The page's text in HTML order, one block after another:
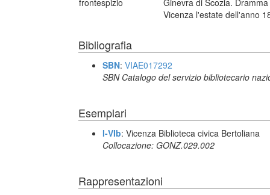
frontespizio
Ginevra di Scozia.
Vicenza l'estate dell'anno
Bibliografia
SBN: VIAE017292
SBN Catalogo del servizio bibliotecario
Esemplari
I-VIb: Vicenza Biblioteca civica Bertoliana
Collocazione: GONZ.029.002
Rappresentazioni